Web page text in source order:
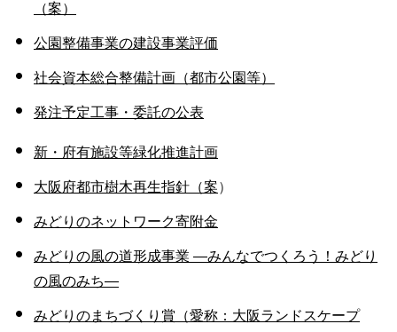
（案）
公園整備事業の建設事業評価
社会資本総合整備計画（都市公園等）
発注予定工事・委託の公表
新・府有施設等緑化推進計画
大阪府都市樹木再生指針（案）
みどりのネットワーク寄附金
みどりの風の道形成事業 ―みんなでつくろう！みどり
の風のみち―
みどりのまちづくり賞（愛称：大阪ランドスケープ